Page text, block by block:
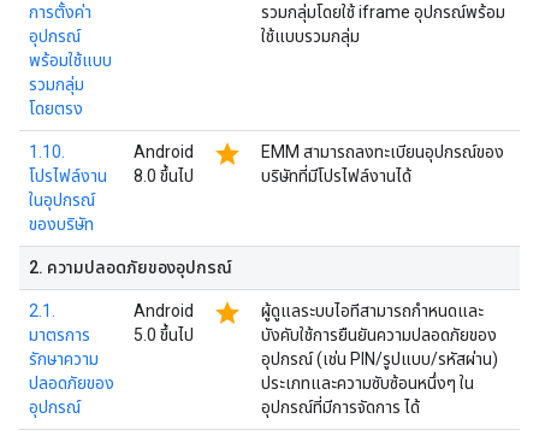
การตั้งค่า
อุปกรณ์
พร้อมใช้แบบ
รวมกลุ่ม
โดยตรง
รวมกลุ่มโดยใช้ iframe อุปกรณ์พร้อม
ใช้แบบรวมกลุ่ม
1.10.
โปรไฟล์งาน
ในอุปกรณ์
ของบริษัท
Android
8.0 ขึ้นไป
star
EMM สามารถลงทะเบียนอุปกรณ์ของ
บริษัทที่มีโปรไฟล์งานได้
2. ความปลอดภัยของอุปกรณ์
2.1.
มาตรการ
รักษาความ
ปลอดภัยของ
อุปกรณ์
Android
5.0 ขึ้นไป
star
ผู้ดูแลระบบไอทีสามารถกำหนดและ
บังคับใช้การยืนยันความปลอดภัยของ
อุปกรณ์ (เช่น PIN/รูปแบบ/รหัสผ่าน)
ประเภทและความซับซ้อนหนึ่งๆ ใน
อุปกรณ์ที่มีการจัดการ ได้